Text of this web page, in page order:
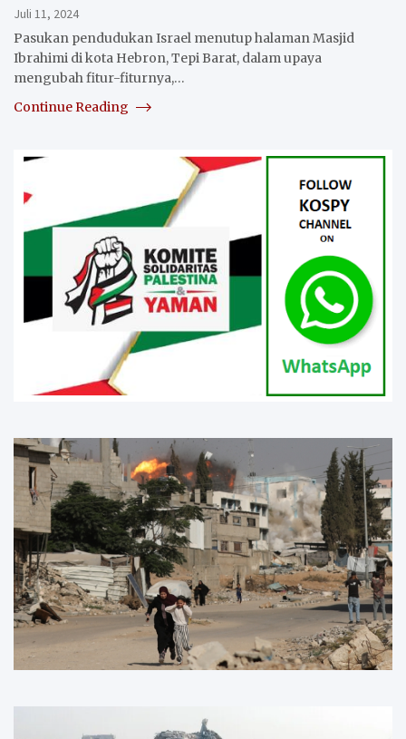
Juli 11, 2024
Pasukan pendudukan Israel menutup halaman Masjid
Ibrahimi di kota Hebron, Tepi Barat, dalam upaya
mengubah fitur-fiturnya,…
Continue Reading